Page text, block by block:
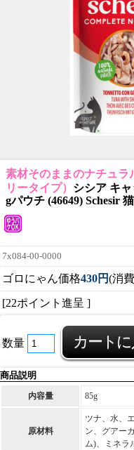
素材そのままのナチュラ
リータイプ） シシア キ
gパウチ (46649) Schesir
7x084-00-0000
ゴロにゃん価格430円(消
[22ポイント進呈 ]
数量
商品説明
内容量 85g
原材料
ツナ、水、
ン、グアー
ム)、ミネラ